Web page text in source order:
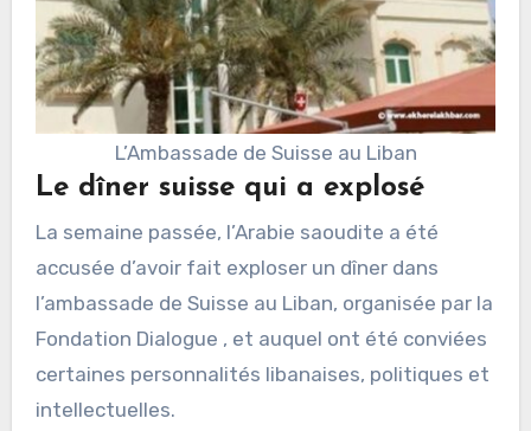
L’Ambassade de Suisse au Liban
Le dîner suisse qui a explosé
La semaine passée, l’Arabie saoudite a été
accusée d’avoir fait exploser un dîner dans
l’ambassade de Suisse au Liban, organisée par la
Fondation Dialogue , et auquel ont été conviées
certaines personnalités libanaises, politiques et
intellectuelles.